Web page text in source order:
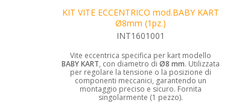
KIT VITE ECCENTRICO mod.BABY KART
Ø8mm (1pz.)
INT1601001
Vite eccentrica specifica per kart modello
BABY KART, con diametro diØ8 mm. Utilizzata
per regolare la tensione o la posizione di
componenti meccanici, garantendo un
montaggio preciso e sicuro. Fornita
singolarmente (1 pezzo).